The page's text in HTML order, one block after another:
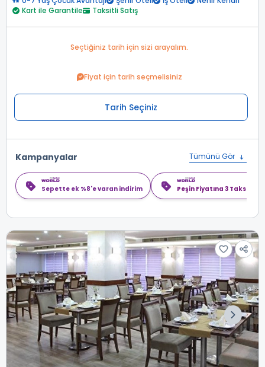
Kart ile Garantile
Taksitli Satış
Seçtiğiniz tarih için sizi arayalım.
Fiyat için tarih seçmelisiniz
Tarih Seçiniz
Kampanyalar Tümünü Gör
Sepette ek %8'e varan indirim Peşin Fiyatına 3 Taksit